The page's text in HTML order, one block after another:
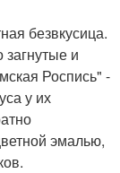
безвкусица.
и
Роспись" -
у их
эмалью,